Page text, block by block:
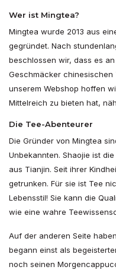
Wer ist Mingtea?
Mingtea wurde 2013 aus
gegründet. Nach
beschlossen wir, dass es
Geschmäcker chinesischen
unserem Webshop hoffen
Mittelreich zu bieten hat,
Die Tee-Abenteurer
Die Gründer von Mingtea
Unbekannten. Shaojie ist
aus Tianjin. Seit ihrer
getrunken. Für sie ist Tee
Lebensstil! Sie kann die
wie eine wahre
Auf der anderen Seite
begann einst als
noch seinen